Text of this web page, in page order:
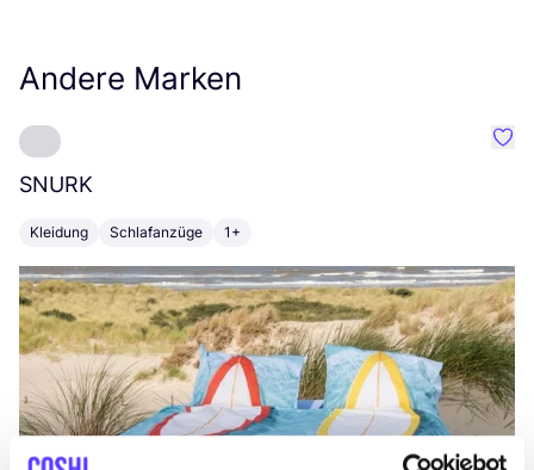
Andere Marken
SNURK
Kleidung Schlafanzüge 1+